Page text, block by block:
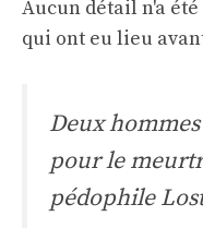
Aucun détail n'a
qui ont eu lieu
Deux
pour le
pédophile